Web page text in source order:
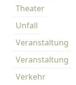
Theater
Unfall
Veranstaltung
Veranstaltung
Verkehr